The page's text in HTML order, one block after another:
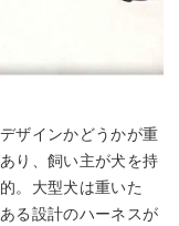
ザインかどうかが重
り、飼い主が犬を持
。大型犬は重いた
る設計のハーネスが